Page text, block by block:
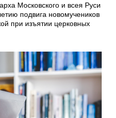
Московского и всея Руси
подвига новомучеников
при изъятии церковных